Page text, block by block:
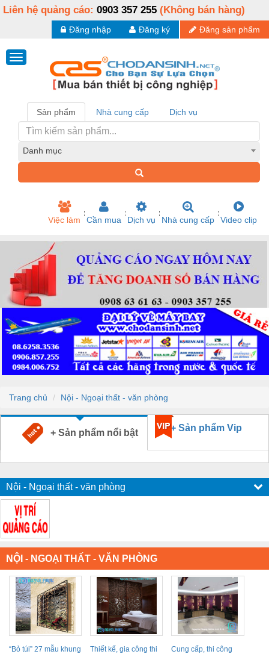
Liên hệ quảng cáo: 0903 357 255 (Không bán hàng)
Đăng sản phẩm
Đăng ký
Đăng nhập
Sản phẩm Nhà cung cấp Dịch vụ
Danh mục
Việc làm Cần mua Dịch vụ Nhà cung cấp Video clip
Trang chủ Nội - Ngoại thất - văn phòng
+ Sản phẩm nổi bật + Sản phẩm Vip
Nội - Ngoại thất - văn phòng
NỘI - NGOẠI THẤT - VĂN PHÒNG
“Bỏ túi” 27 mẫu khung
Thiết kế, gia công thi
Cung cấp, thi công